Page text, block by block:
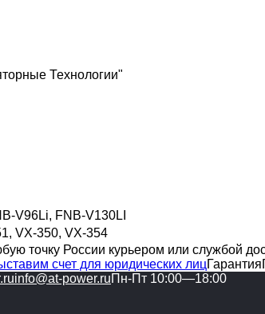
Технологии"
V96Li, FNB-V130LI
VX-350, VX-354
точку России курьером или службой
счет для юридических лицГарантия
info@at-power.ruПн-Пт 10:00—18:00